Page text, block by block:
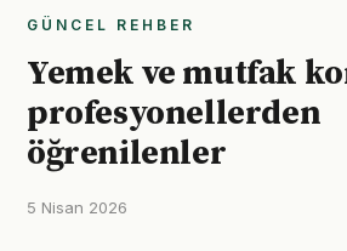
GÜNCEL REHBER
Yemek ve mutfak
profesyonellerden
öğrenilenler
5 Nisan 2026